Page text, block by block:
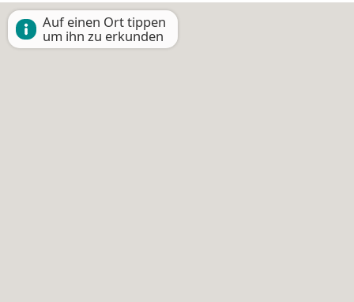
Auf einen Ort tippen
um ihn zu erkunden